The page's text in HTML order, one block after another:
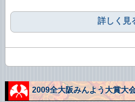
詳しく見
2009全大阪みんよう大賞大